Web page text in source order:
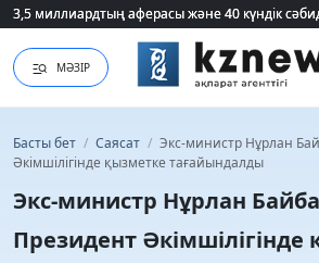
3,5 миллиардтың аферасы және 40 күндік
3,5 миллиардтың аферасы және 40 күндік
МӘЗІР
Басты бет / Саясат / Экс-министр Нұрлан
Әкімшілігінде қызметке тағайындалды
Экс-министр Нұрлан
Президент Әкімшілігінде